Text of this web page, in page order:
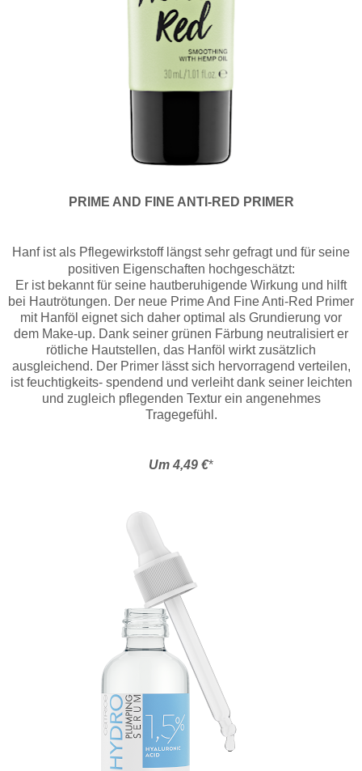
PRIME AND FINE ANTI-RED PRIMER
Hanf ist als Pflegewirkstoff längst sehr gefragt und für seine
positiven Eigenschaften hochgeschätzt:
Er ist bekannt für seine hautberuhigende Wirkung und hilft
bei Hautrötungen. Der neue Prime And Fine Anti-Red Primer
mit Hanföl eignet sich daher optimal als Grundierung vor
dem Make-up. Dank seiner grünen Färbung neutralisiert er
rötliche Hautstellen, das Hanföl wirkt zusätzlich
ausgleichend. Der Primer lässt sich hervorragend verteilen,
ist feuchtigkeits- spendend und verleiht dank seiner leichten
und zugleich pflegenden Textur ein angenehmes
Tragegefühl.
Um 4,49 €*